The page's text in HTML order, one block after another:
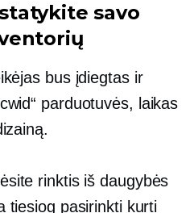
savo
bus įdiegtas ir
parduotuvės, laikas
rinktis iš daugybės
tiesiog pasirinkti kurti